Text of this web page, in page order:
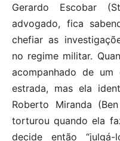
Gerardo Escobar
advogado, fica
chefiar as
no regime militar.
acompanhado de
estrada, mas ela
Roberto Miranda
torturou quando ela
decide então